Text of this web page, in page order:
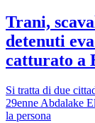
Trani,
detenuti
catturato a
Si tratta di due
29enne Abdalake
la persona